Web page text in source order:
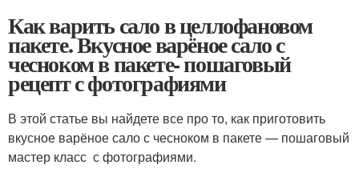
Как варить сало в целлофановом
пакете. Вкусное варёное сало с
чесноком в пакете- пошаговый
рецепт с фотографиями
В этой статье вы найдете все про то, как приготовить
вкусное варёное сало с чесноком в пакете — пошаговый
мастер класс с фотографиями.